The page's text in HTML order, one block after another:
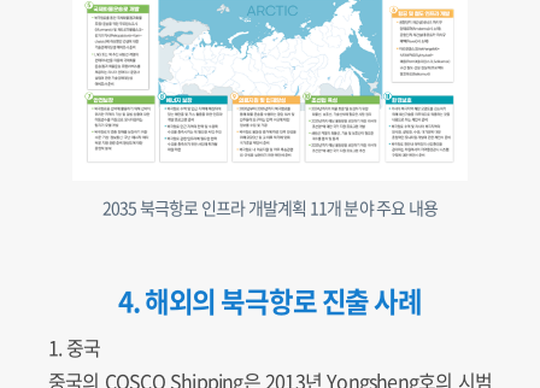
2035 북극항로 인프라 개발계획 11개 분야 주요 내용
4. 해외의 북극항로 진출 사례
1. 중국
중국의 COSCO Shipping은 2013년 Yongsheng호의 시범